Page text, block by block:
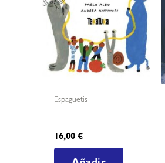
Espaguetis
16,00€